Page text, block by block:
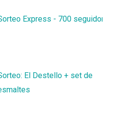
Express - 700 seguidores
El Destello + set de